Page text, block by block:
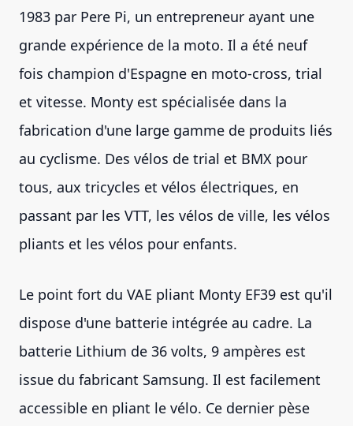
1983 par Pere Pi, un entrepreneur ayant une
grande expérience de la moto. Il a été neuf
fois champion d'Espagne en moto-cross, trial
et vitesse. Monty est spécialisée dans la
fabrication d'une large gamme de produits liés
au cyclisme. Des vélos de trial et BMX pour
tous, aux tricycles et vélos électriques, en
passant par les VTT, les vélos de ville, les vélos
pliants et les vélos pour enfants.
Le point fort du VAE pliant Monty EF39 est qu'il
dispose d'une batterie intégrée au cadre. La
batterie Lithium de 36 volts, 9 ampères est
issue du fabricant Samsung. Il est facilement
accessible en pliant le vélo. Ce dernier pèse